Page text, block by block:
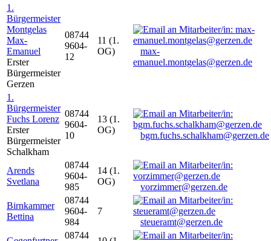
1.
Bürgermeister
Montgelas
Max-
Emanuel
Erster
Bürgermeister
Gerzen
08744
9604-
12
11 (1.
OG)
max-
emanuel.montgelas@gerzen.de
1.
Bürgermeister
Fuchs Lorenz
Erster
Bürgermeister
Schalkham
08744
9604-
10
13 (1.
OG)
bgm.fuchs.schalkham@gerzen.de
Arends
Svetlana
08744
9604-
985
14 (1.
OG)
vorzimmer@gerzen.de
Birnkammer
Bettina
08744
9604-
984
7
steueramt@gerzen.de
08744